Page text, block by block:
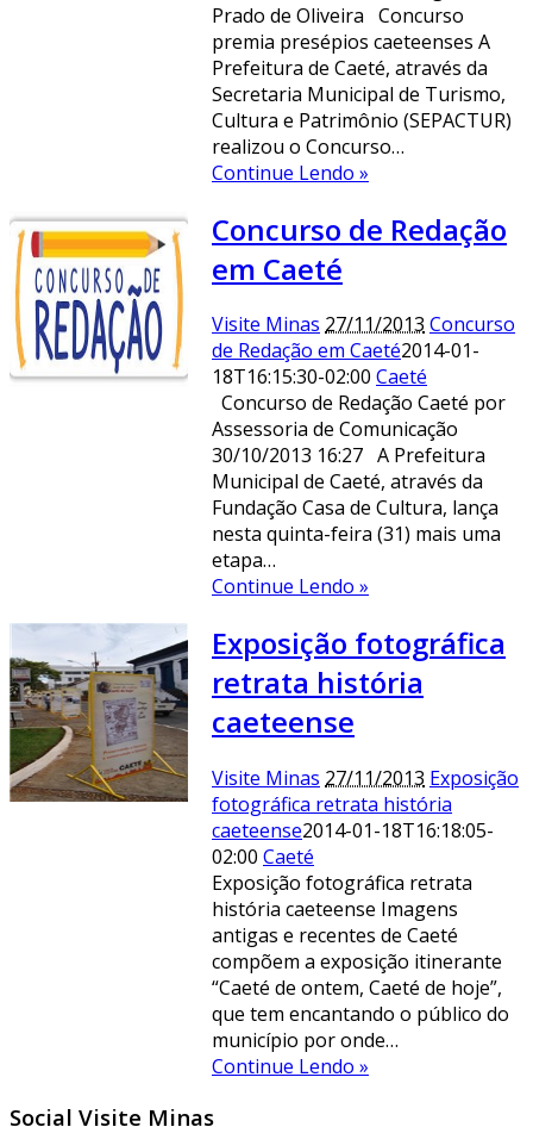
Prado de Oliveira Concurso
premia presépios caeteenses A
Prefeitura de Caeté, através da
Secretaria Municipal de Turismo,
Cultura e Patrimônio (SEPACTUR)
realizou o Concurso…
Continue Lendo »
Concurso de Redação
em Caeté
Visite Minas 27/11/2013Concurso
de Redação em Caeté2014-01-
18T16:15:30-02:00 Caeté
Concurso de Redação Caeté por
Assessoria de Comunicação
30/10/2013 16:27 A Prefeitura
Municipal de Caeté, através da
Fundação Casa de Cultura, lança
nesta quinta-feira (31) mais uma
etapa…
Continue Lendo »
Exposição fotográfica
retrata história
caeteense
Visite Minas 27/11/2013 Exposição
fotográfica retrata história
caeteense2014-01-18T16:18:05-
02:00 Caeté
Exposição fotográfica retrata
história caeteense Imagens
antigas e recentes de Caeté
compõem a exposição itinerante
“Caeté de ontem, Caeté de hoje”,
que tem encantando o público do
município por onde…
Continue Lendo »
Social Visite Minas